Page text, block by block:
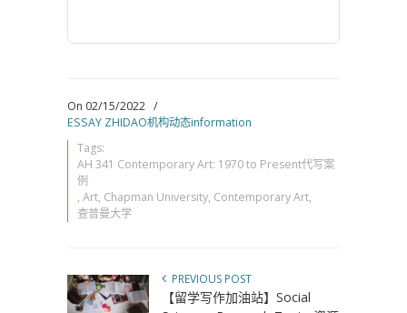
On 02/15/2022 /
ESSAY ZHIDAO机构动态information
Tags:
AH 341 Contemporary Art: 1970 to Present代写案
例
, Art, Chapman University, Contemporary Art,
查普曼大学
PREVIOUS POST
【留学写作加油站】Social